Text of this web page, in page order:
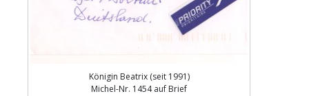
Königin Beatrix (seit 1991)
Michel-Nr. 1454 auf Brief